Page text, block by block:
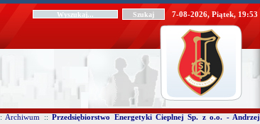
7-08-2026, Piątek, 19:53
Archiwum ::Przedsiębiorstwo Energetyki Cieplnej Sp. z o.o. - Andrzej